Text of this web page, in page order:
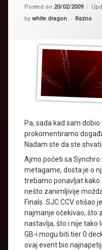
Posted on 20/02/2009
by white dragon Kategorije:
Razno
Pa, sada kad sam
prokomentiramo
Nadam ste da ste
Ajmo početi sa
metagame, dosta je o
trebamo ponavljat kako
nešto zanimljivije
Finals. SJC CCV otišao
najmanje očekivao, što
nastavlja, što i nije tako
GB-i mogu biti tier 0
ovaj event bio